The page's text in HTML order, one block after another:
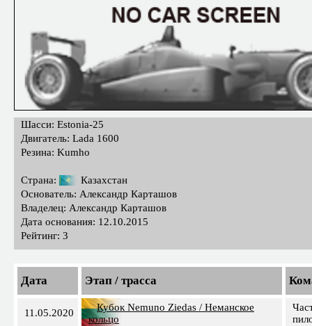
Шасси: Estonia-25
Двигатель: Lada 1600
Резина: Kumho
Страна:
Казахстан
Основатель: Александр Карташов
Владелец: Александр Карташов
Дата основания: 12.10.2015
Рейтинг: 3
Дата Этап / трасса
11.05.2020
Кубок Nemuno Ziedas / Неманское
кольцо